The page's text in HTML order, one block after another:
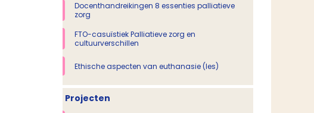
Docenthandreikingen 8 essenties palliatieve
zorg
FTO-casuïstiek Palliatieve zorg en
cultuurverschillen
Ethische aspecten van euthanasie (les)
Projecten